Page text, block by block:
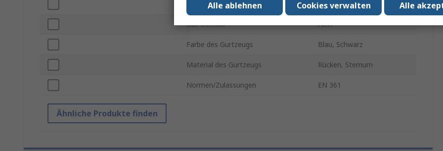
Schnallentyp Schnellverbindung
Gut sichtbar Nein
Farbe des Gurtzeugs Blau, Schwarz
Material des Gurtzeugs Rücken, Sternum
Normen/Zulassungen EN 361
Ähnliche Produkte finden
Alle
Cookies verwalten
Alle ablehnen